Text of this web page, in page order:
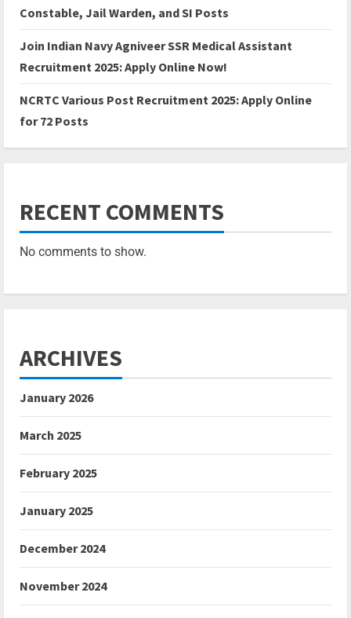
Constable, Jail Warden, and SI Posts
Join Indian Navy Agniveer SSR Medical Assistant
Recruitment 2025: Apply Online Now!
NCRTC Various Post Recruitment 2025: Apply Online
for 72 Posts
RECENT COMMENTS
No comments to show.
ARCHIVES
January 2026
March 2025
February 2025
January 2025
December 2024
November 2024